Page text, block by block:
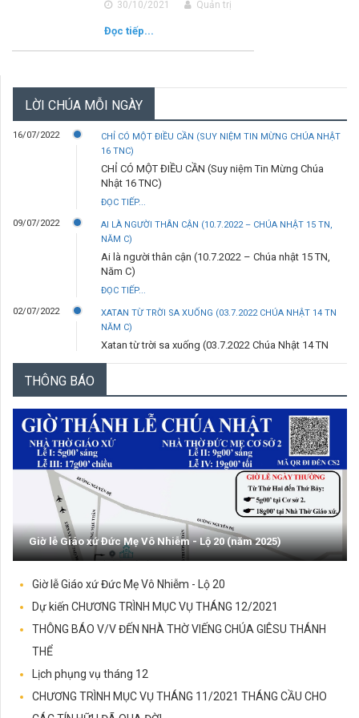
30/10/2021 Quản trị
Đọc tiếp...
LỜI CHÚA MỖI NGÀY
16/07/2022
CHỈ CÓ MỘT ĐIỀU CẦN (SUY NIỆM TIN MỪNG CHÚA NHẬT
16 TNC)
CHỈ CÓ MỘT ĐIỀU CẦN (Suy niệm Tin Mừng Chúa
Nhật 16 TNC)
ĐỌC TIẾP...
09/07/2022
AI LÀ NGƯỜI THÂN CẬN (10.7.2022 – CHÚA NHẬT 15 TN,
NĂM C)
Ai là người thân cận (10.7.2022 – Chúa nhật 15 TN,
Năm C)
ĐỌC TIẾP...
02/07/2022
XATAN TỪ TRỜI SA XUỐNG (03.7.2022 CHÚA NHẬT 14 TN
NĂM C)
Xatan từ trời sa xuống (03.7.2022 Chúa Nhật 14 TN
29/06/2022
VÀ THÁNH PHAOLÔ TÔNG ĐỒ)
Anh là tảng đá (29.6.2022 – Thứ Tư- Lễ thánh Phêrô
và thánh Phaolô tông đồ)
ĐỌC TIẾP...
25/06/2022
TRƯỚC ĐÃ (26.6.2022 – CHÚA NHẬT 13 TN NĂM C)
Trước đã (26.6.2022 – Chúa Nhật 13 TN năm C)
ĐỌC TIẾP...
18/06/2022
NGÀI CẦM BÁNH BẺ RA - (19.6.2022 CHÚA NHẬT 12 TN - LỄ
MÌNH VÀ MÁU THÁNH CHÚA KITÔ)
Ngài cầm bánh bẻ ra - (19.6.2022 Chúa Nhật 12 TN -
ĐỌC TIẾP...
12/06/2022
DẪN TỚI SỰ THẬT TOÀN VẸN (12.6.2022 – CHÚA NHẬT
Dẫn tới sự thật toàn vẹn (12.6.2022 – Chúa Nhật Chúa
Ba Ngôi, Năm C)
ĐỌC TIẾP...
THÔNG BÁO
Giờ lễ Giáo xứ Đức Mẹ Vô Nhiễm - Lộ 20 (năm 2025)
Giờ lễ Giáo xứ Đức Mẹ Vô Nhiễm - Lộ 20
Dự kiến CHƯƠNG TRÌNH MỤC VỤ THÁNG 12/2021
THÔNG BÁO V/V ĐẾN NHÀ THỜ VIẾNG CHÚA GIÊSU THÁNH
THỂ
Lịch phụng vụ tháng 12
CHƯƠNG TRÌNH MỤC VỤ THÁNG 11/2021 THÁNG CẦU CHO